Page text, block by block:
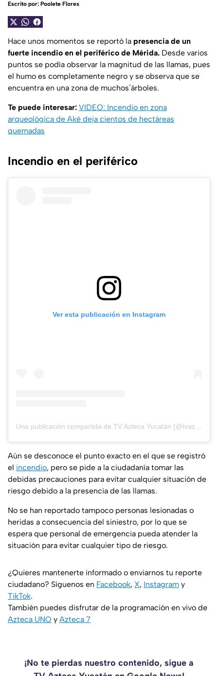
Escrito por: Poolete Flores
Hace unos momentos se reportó la presencia de un
fuerte incendio en el periférico de Mérida. Desde varios
puntos se podía observar la magnitud de las llamas, pues
el humo es completamente negro y se observa que se
encuentra en una zona de muchos´árboles.
Te puede interesar: VIDEO: Incendio en zona
arqueológica de Aké deja cientos de hectáreas
quemadas
Incendio en el periférico
Ver esta publicación en Instagram
Una publicación compartida de TV Azteca Yucatán (@tvaztecayucatan)
Aún se desconoce el punto exacto en el que se registró
el incendio, pero se pide a la ciudadanía tomar las
debidas precauciones para evitar cualquier situación de
riesgo debido a la presencia de las llamas.
No se han reportado tampoco personas lesionadas o
heridas a consecuencia del siniestro, por lo que se
espera que personal de emergencia pueda atender la
situación para evitar cualquier tipo de riesgo.
¿Quieres mantenerte informado o enviarnos tu reporte
ciudadano? Síguenos en Facebook, X, Instagram y
TikTok.
También puedes disfrutar de la programación en vivo de
Azteca UNO y Azteca 7
¡No te pierdas nuestro contenido, sigue a